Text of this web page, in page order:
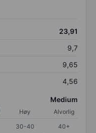
23,91
9,7
9,65
4,56
Medium
Høy
Alvorlig
30-40 40+